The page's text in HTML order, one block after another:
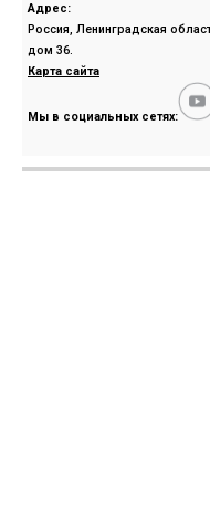
Адрес:
Россия, Ленинградская
дом 36.
Карта сайта
Мы в социальных сетях: